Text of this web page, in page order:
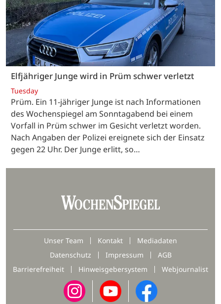
Elfjähriger Junge wird in Prüm schwer verletzt
Tuesday
Prüm. Ein 11-jähriger Junge ist nach Informationen
des Wochenspiegel am Sonntagabend bei einem
Vorfall in Prüm schwer im Gesicht verletzt worden.
Nach Angaben der Polizei ereignete sich der Einsatz
gegen 22 Uhr. Der Junge erlitt, so…
Unser Team Kontakt
Mediadaten
Datenschutz
Impressum
AGB
Barrierefreiheit
Hinweisgebersystem Webjournalist